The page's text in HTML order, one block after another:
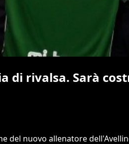
di rivalsa. Sarà
del nuovo allenatore